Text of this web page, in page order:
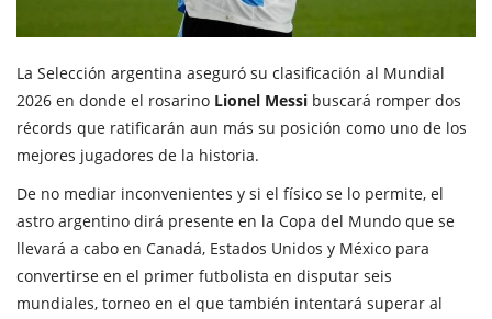
La Selección argentina aseguró su clasificación al Mundial
2026 en donde el rosarino Lionel Messi buscará romper dos
récords que ratificarán aun más su posición como uno de los
mejores jugadores de la historia.
De no mediar inconvenientes y si el físico se lo permite, el
astro argentino dirá presente en la Copa del Mundo que se
llevará a cabo en Canadá, Estados Unidos y México para
convertirse en el primer futbolista en disputar seis
mundiales, torneo en el que también intentará superar al